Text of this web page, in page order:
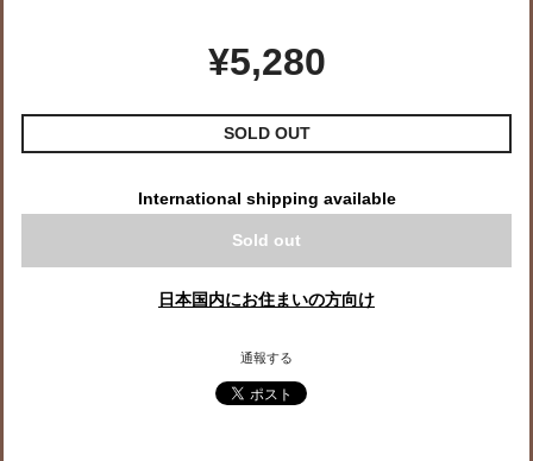
¥5,280
SOLD OUT
International shipping available
Sold out
日本国内にお住まいの方向け
通報する